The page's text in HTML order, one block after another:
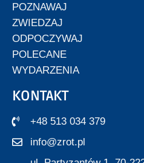
POZNAWAJ
ZWIEDZAJ
ODPOCZYWAJ
POLECANE
WYDARZENIA
KONTAKT
+48 513 034 379
info@zrot.pl